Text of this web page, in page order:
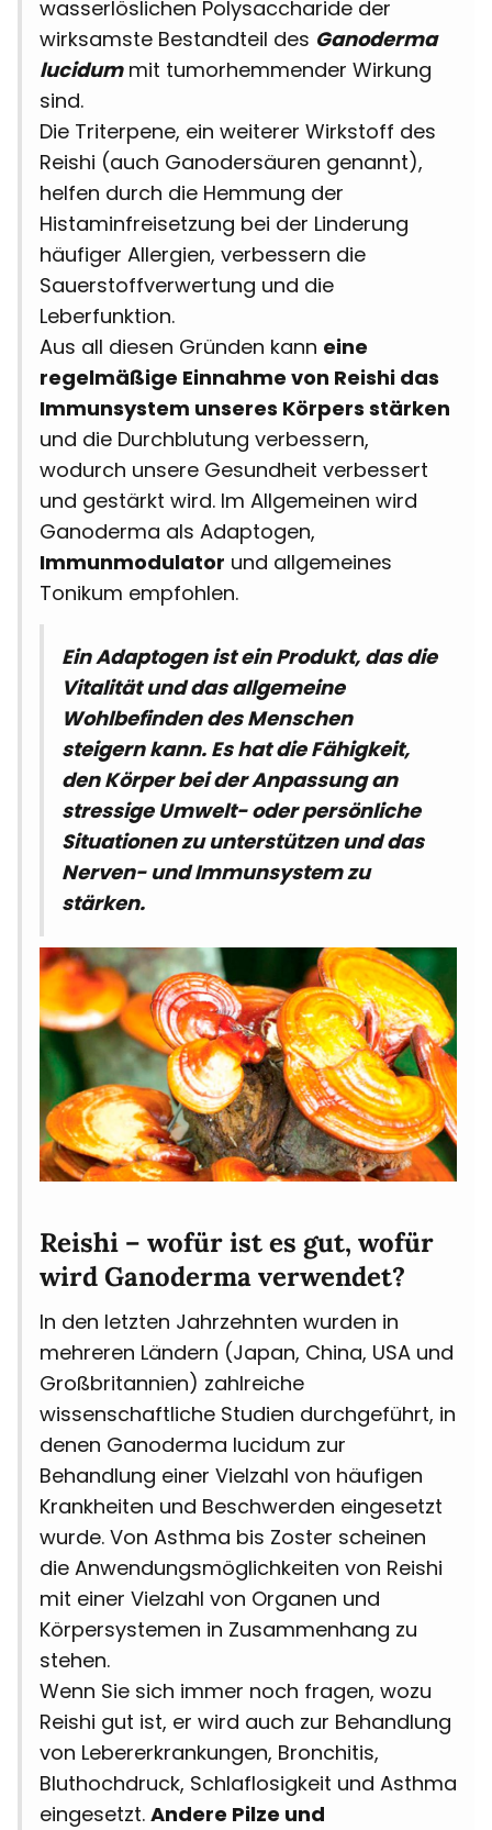
wasserlöslichen Polysaccharide der
wirksamste Bestandteil des Ganoderma
lucidummit tumorhemmender Wirkung
sind.
Die Triterpene, ein weiterer Wirkstoff des
Reishi (auch Ganodersäuren genannt),
helfen durch die Hemmung der
Histaminfreisetzung bei der Linderung
häufiger Allergien, verbessern die
Sauerstoffverwertung und die
Leberfunktion.
Aus all diesen Gründen kann eine
regelmäßige Einnahme von Reishi das
Immunsystem unseres Körpers stärken
und die Durchblutung verbessern,
wodurch unsere Gesundheit verbessert
und gestärkt wird. Im Allgemeinen wird
Ganoderma als Adaptogen,
Immunmodulator und allgemeines
Tonikum empfohlen.
Ein Adaptogen ist ein Produkt, das die
Vitalität und das allgemeine
Wohlbefinden des Menschen
steigern kann. Es hat die Fähigkeit,
den Körper bei der Anpassung an
stressige Umwelt- oder persönliche
Situationen zu unterstützen und das
Nerven- und Immunsystem zu
stärken.
Reishi – wofür ist es gut, wofür
wird Ganoderma verwendet?
In den letzten Jahrzehnten wurden in
mehreren Ländern (Japan, China, USA und
Großbritannien) zahlreiche
wissenschaftliche Studien durchgeführt, in
denen Ganoderma lucidum zur
Behandlung einer Vielzahl von häufigen
Krankheiten und Beschwerden eingesetzt
wurde. Von Asthma bis Zoster scheinen
die Anwendungsmöglichkeiten von Reishi
mit einer Vielzahl von Organen und
Körpersystemen in Zusammenhang zu
stehen.
Wenn Sie sich immer noch fragen, wozu
Reishi gut ist, er wird auch zur Behandlung
von Lebererkrankungen, Bronchitis,
Bluthochdruck, Schlaflosigkeit und Asthma
eingesetzt. Andere Pilze und